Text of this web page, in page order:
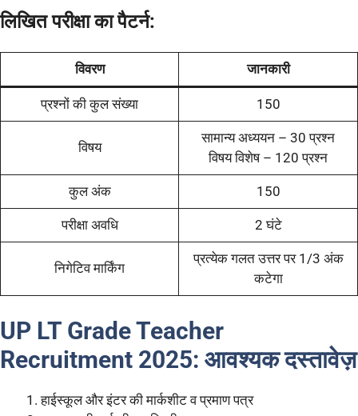
लिखित परीक्षा का पैटर्न:
विवरण जानकारी
प्रश्नों की कुल संख्या 150
विषय
सामान्य अध्ययन – 30 प्रश्न
विषय विशेष – 120 प्रश्न
कुल अंक 150
परीक्षा अवधि 2 घंटे
निगेटिव मार्किंग
प्रत्येक गलत उत्तर पर 1/3 अंक
कटेगा
UP LT Grade Teacher
Recruitment 2025: आवश्यक दस्तावेज़
हाईस्कूल और इंटर की मार्कशीट व प्रमाण पत्र